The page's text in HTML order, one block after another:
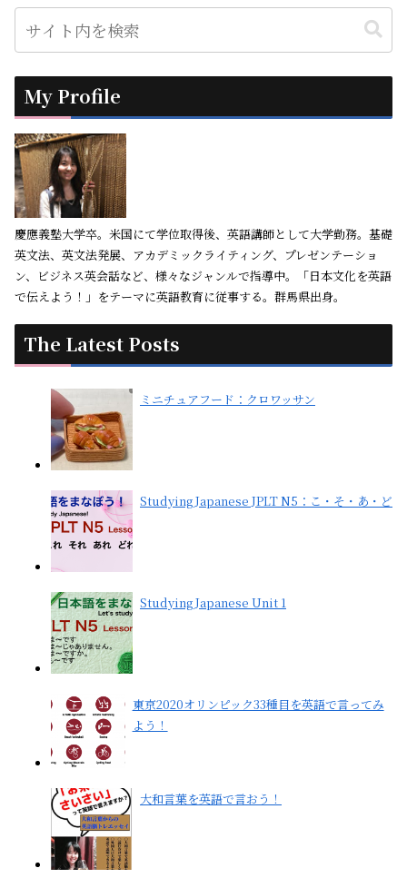
My Profile
慶應義塾大学卒。米国にて学位取得後、英語講師として大学勤務。基礎
英文法、英文法発展、アカデミックライティング、プレゼンテーショ
ン、ビジネス英会話など、様々なジャンルで指導中。「日本文化を英語
で伝えよう！」をテーマに英語教育に従事する。群馬県出身。
The Latest Posts
ミニチュアフード：クロワッサン
Studying Japanese JPLT N5：こ・そ・あ・ど
Studying Japanese Unit 1
東京2020オリンピック33種目を英語で言ってみ
よう！
大和言葉を英語で言おう！